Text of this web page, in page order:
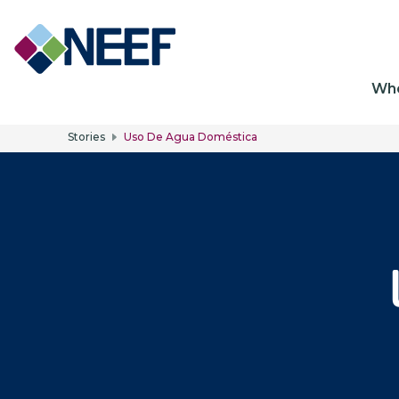
Stories Uso De Agua Doméstica